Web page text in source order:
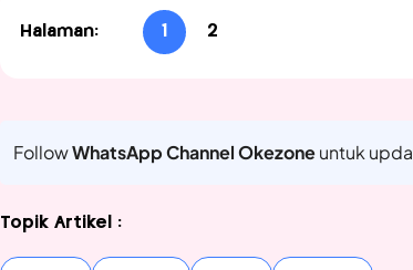
Halaman: 1 2
FollowWhatsApp Channel Okezoneuntuk
Topik Artikel :